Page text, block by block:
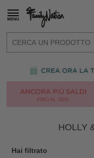
HOLLY
Hai filtrato